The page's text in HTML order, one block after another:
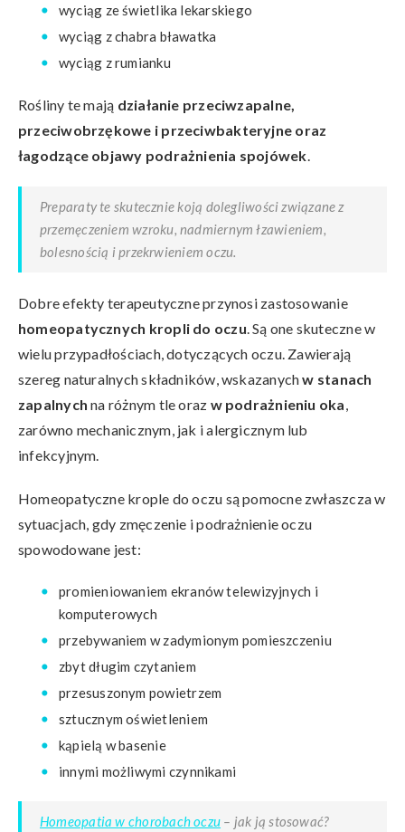
wyciąg ze świetlika lekarskiego
wyciąg z chabra bławatka
wyciąg z rumianku
Rośliny te mają działanie przeciwzapalne,
przeciwobrzękowe i przeciwbakteryjne oraz
łagodzące objawy podrażnienia spojówek
Preparaty te skutecznie koją dolegliwości związane z
przemęczeniem wzroku, nadmiernym łzawieniem,
bolesnością i przekrwieniem oczu.
Dobre efekty terapeutyczne przynosi zastosowanie
homeopatycznych kropli do oczu . Są one skuteczne w
wielu przypadłościach, dotyczących oczu. Zawierają
szereg naturalnych składników, wskazanychw stanach
zapalnych na różnym tle oraz w podrażnieniu oka
zarówno mechanicznym, jak i alergicznym lub
infekcyjnym.
Homeopatyczne krople do oczu są pomocne zwłaszcza w
sytuacjach, gdy zmęczenie i podrażnienie oczu
spowodowane jest:
promieniowaniem ekranów telewizyjnych i
komputerowych
przebywaniem w zadymionym pomieszczeniu
zbyt długim czytaniem
przesuszonym powietrzem
sztucznym oświetleniem
kąpielą w basenie
innymi możliwymi czynnikami
Homeopatia w chorobach oczu – jak ją stosować?